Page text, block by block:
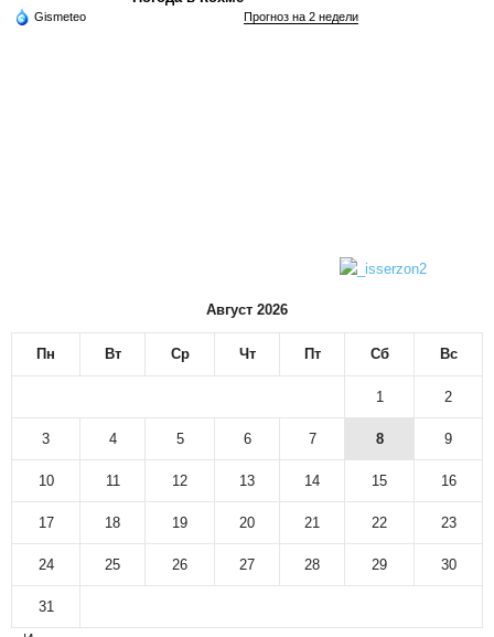
Gismeteo Прогноз на 2 недели
Август 2026
Пн Вт Ср Чт Пт Сб Вс
1 2
3 4 5 6 7 8 9
10 11 12 13 14 15 16
17 18 19 20 21 22 23
24 25 26 27 28 29 30
31